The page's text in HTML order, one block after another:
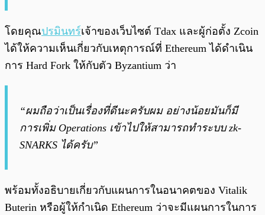
โดยคุณปรมินทร์เจ้าของเว็บไซต์ Tdax และผู้ก่อตั้ง Zcoin
ได้ให้ความเห็นเกี่ยวกับเหตุการณ์ที่ Ethereum ได้ดำเนิน
การ Hard Fork ให้กับตัว Byzantium ว่า
“ผมถือว่าเป็นเรื่องที่ดีนะครับผม อย่างน้อยมันก็มี
การเพิ่ม Operations เข้าไปให้สามารถทำระบบ zk-
SNARKS ได้ครับ”
พร้อมทั้งอธิบายเกี่ยวกับแผนการในอนาคตของ Vitalik
Buterin หรือผู้ให้กำเนิด Ethereum ว่าจะมีแผนการในการ